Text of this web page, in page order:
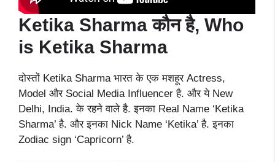
Ketika Sharma कौन है, Who
is Ketika Sharma
दोस्तों Ketika Sharma भारत के एक मशहूर Actress,
Model और Social Media Influencer है. और ये New
Delhi, India. के रहने वाले है. इनका Real Name ‘Ketika
Sharma’ है. और इनका Nick Name ‘Ketika’ है. इनका
Zodiac sign ‘Capricorn’ है.